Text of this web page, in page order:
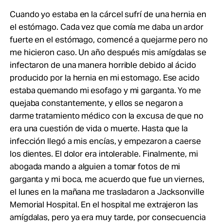
Cuando yo estaba en la cárcel sufrí de una hernia en
el estómago. Cada vez que comía me daba un ardor
fuerte en el estómago, comencé a quejarme pero no
me hicieron caso. Un año después mis amígdalas se
infectaron de una manera horrible debido al ácido
producido por la hernia en mi estomago. Ese acido
estaba quemando mi esofago y mi garganta. Yo me
quejaba constantemente, y ellos se negaron a
darme tratamiento médico con la excusa de que no
era una cuestión de vida o muerte. Hasta que la
infección llegó a mis encías, y empezaron a caerse
los dientes. El dolor era intolerable. Finalmente, mi
abogada mando a alguien a tomar fotos de mi
garganta y mi boca, me acuerdo que fue un viernes,
el lunes en la mañana me trasladaron a Jacksonville
Memorial Hospital. En el hospital me extrajeron las
amígdalas, pero ya era muy tarde, por consecuencia